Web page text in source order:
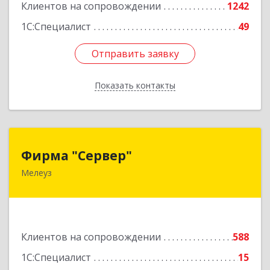
Клиентов на сопровождении
1242
1С:Специалист
49
Отправить заявку
Показать контакты
Отправить заявку
Назад
Фирма "Сервер"
Мелеуз
Клиентов на сопровождении
588
1С:Специалист
15
453852, Башкортостан Респ, Мелеузовский р-н,